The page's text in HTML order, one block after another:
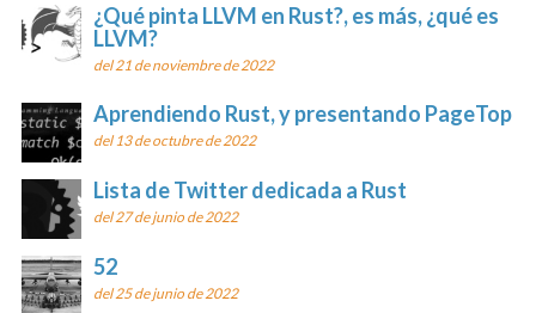
¿Qué pinta LLVM en Rust?, es más, ¿qué es
LLVM?
del 21 de noviembre de 2022
Aprendiendo Rust, y presentando PageTop
del 13 de octubre de 2022
Lista de Twitter dedicada a Rust
del 27 de junio de 2022
52
del 25 de junio de 2022